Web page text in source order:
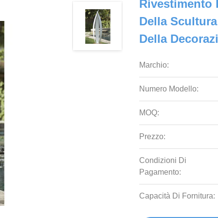
Della
Della
Marchio:
Numero Modello:
MOQ:
Prezzo:
Condizioni Di
Pagamento:
Capacità Di Fornitura: